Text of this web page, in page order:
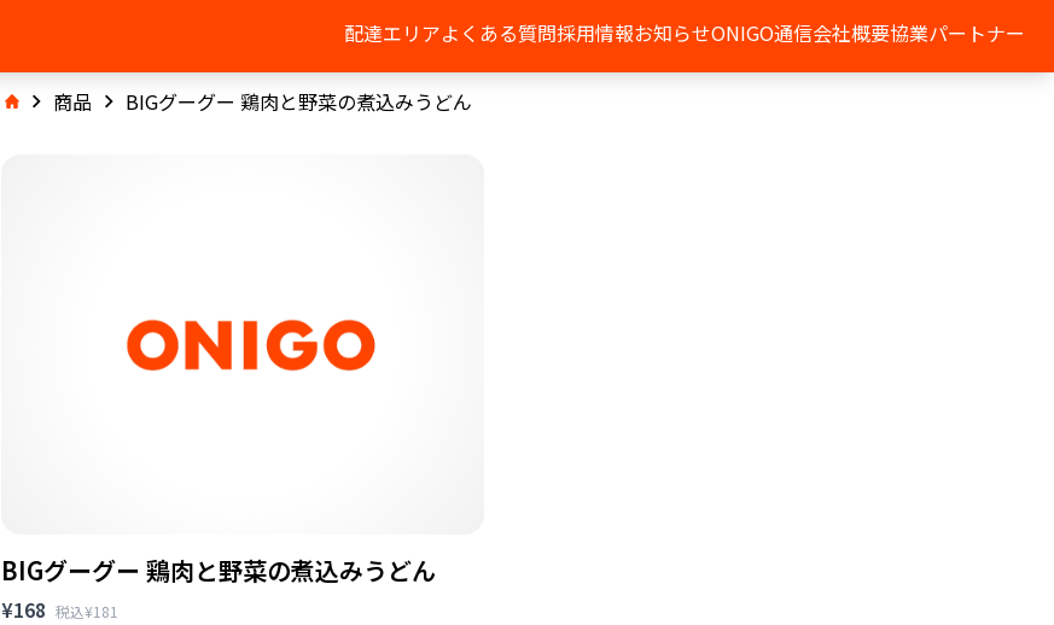
配達エリアよくある質問採用情報お知らせONIGO通信会社概要協業パートナー
商品 BIGグーグー 鶏肉と野菜の煮込みうどん
BIGグーグー 鶏肉と野菜の煮込みうどん
¥168 税込¥181